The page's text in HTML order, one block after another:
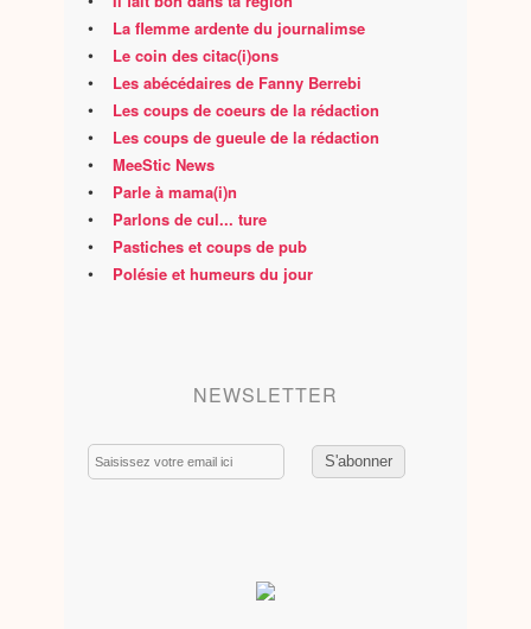
• La flemme ardente du journalimse
• Le coin des citac(i)ons
• Les abécédaires de Fanny Berrebi
• Les coups de coeurs de la rédaction
• Les coups de gueule de la rédaction
• MeeStic News
• Parle à mama(i)n
• Parlons de cul... ture
• Pastiches et coups de pub
• Polésie et humeurs du jour
NEWSLETTER
Email